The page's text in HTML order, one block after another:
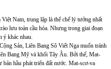
Nam, trung lập là thể chế lý tưởng nhất
lưu toàn cầu hóa. Nhưng trong giai đoạn
ý khác nhau.
Sản, Liên Bang Sô Viết Nga muốn tránh
Bang Mỹ và khối Tây Âu. Bởi thế, Mat-
hầu phát triển đất nước. Mat-scơ-va